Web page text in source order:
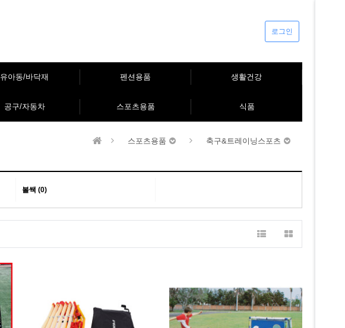
로그인
유아동/바닥재 펜션용품 생활건강
공구/자동차 스포츠용품 식품
스포츠용품 축구&트레이닝스포츠
볼쌕 (0)